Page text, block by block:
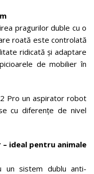
pragurilor duble cu o
roată este controlată
ridicată și adaptare
de mobilier în
Pro un aspirator robot
cu diferențe de nivel
ideal pentru animale
un sistem dublu anti-